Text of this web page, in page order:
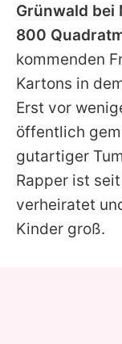
Grünwald bei
800
kommenden
Kartons in
Erst vor
öffentlich
gutartiger
Rapper ist
verheiratet
Kinder groß.